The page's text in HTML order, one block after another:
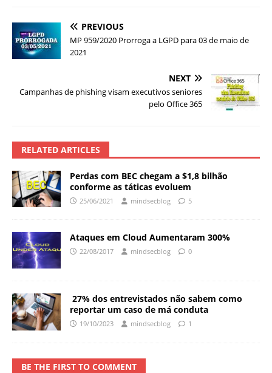
PREVIOUS
MP 959/2020 Prorroga a LGPD para 03 de maio de
2021
NEXT
Campanhas de phishing visam executivos seniores
pelo Office 365
RELATED ARTICLES
Perdas com BEC chegam a $1,8 bilhão
conforme as táticas evoluem
25/06/2021 mindsecblog 5
Ataques em Cloud Aumentaram 300%
22/08/2017 mindsecblog 0
27% dos entrevistados não sabem como
reportar um caso de má conduta
19/10/2023 mindsecblog 1
BE THE FIRST TO COMMENT